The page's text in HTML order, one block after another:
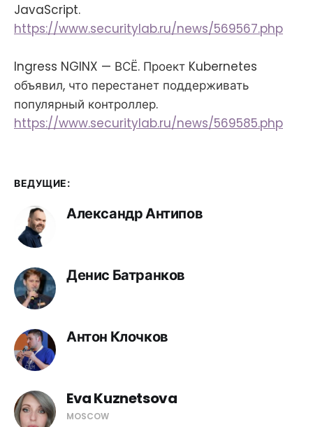
JavaScript.
https://www.securitylab.ru/news/569567.php
Ingress NGINX — ВСЁ. Проект Kubernetes
объявил, что перестанет поддерживать
популярный контроллер.
https://www.securitylab.ru/news/569585.php
ВЕДУЩИЕ:
Александр Антипов
Денис Батранков
Антон Клочков
Eva Kuznetsova
MOSCOW